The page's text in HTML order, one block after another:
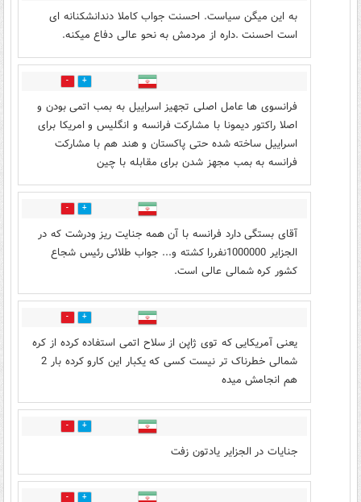
به این میگن سیاست. احسنت جواب کاملا دندانشکنانه ای
است احسنت .داره از مردمش به نحو عالی دفاع میکنه.
10
فرانسوی ها عامل اصلی تجهیز اسراییل به بمب اتمی بودن و
اصلا راکتور دیمونا با مشارکت فرانسه و انگلیس و امریکا برای
اسراییل ساخته شده حتی پاکستان و هند هم با مشارکت
فرانسه به بمب مجهز شدن برای مقابله با چین
13
آقای بستگی دارد فرانسه با آن همه جنایت ریز ودرشت که در
الجزایر 1000000نفررا کشته و... جواب طلائی رئیس شجاع
کشور کره شمالی عالی است.
4
یعنی آمریکایی که توی ژاپن از سلاح اتمی استفاده کرده از کره
شمالی خطرناک تر نیست کسی که یکبار این کارو کرده بار 2
هم انجامش میده
2
جنایات در الجزایر یادتون زفت
1